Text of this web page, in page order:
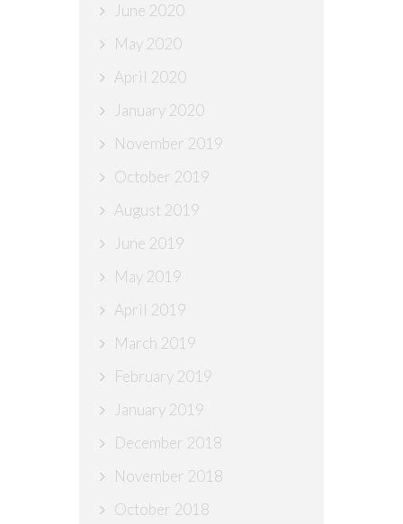
June 2020
May 2020
April 2020
January 2020
November 2019
October 2019
August 2019
June 2019
May 2019
April 2019
March 2019
February 2019
January 2019
December 2018
November 2018
October 2018